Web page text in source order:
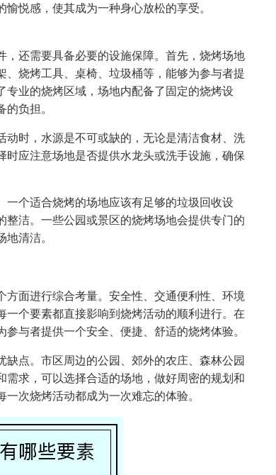
悦感，使其成为一种身心放松的享受。
还需要具备必要的设施保障。首先，烧烤场地
烧烤工具、桌椅、垃圾桶等，能够为参与者提
业的烧烤区域，场地内配备了固定的烧烤设
负担。
时，水源是不可或缺的，无论是清洁食材、洗
应注意场地是否提供水龙头或洗手设施，确保
个适合烧烤的场地应该有足够的垃圾回收设
洁。一些公园或景区的烧烤场地会提供专门的
清洁。
面进行综合考量。安全性、交通便利性、环境
个要素都直接影响到烧烤活动的顺利进行。在
与者提供一个安全、便捷、舒适的烧烤体验。
点。市区周边的公园、郊外的农庄、森林公园
求，可以选择合适的场地，做好周密的规划和
次烧烤活动都成为一次难忘的体验。